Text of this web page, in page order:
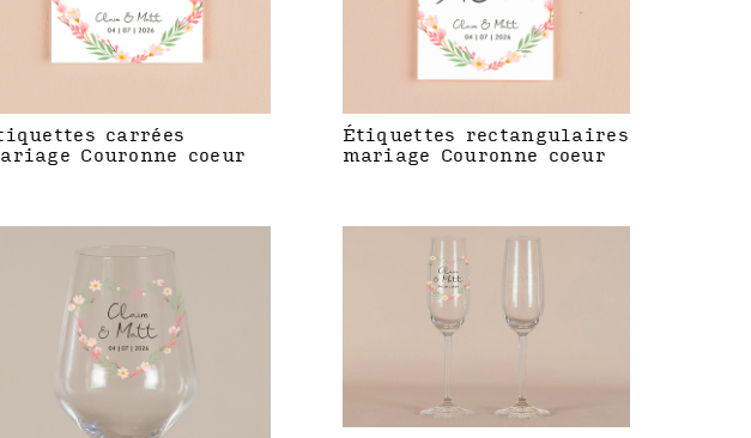
carrées
Couronne coeur
Étiquettes rectangulaires
mariage Couronne coeur